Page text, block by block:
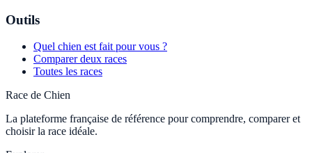
Outils
Quel chien est fait pour vous ?
Comparer deux races
Toutes les races
Race de Chien
La plateforme française de référence pour comprendre, comparer et
choisir la race idéale.